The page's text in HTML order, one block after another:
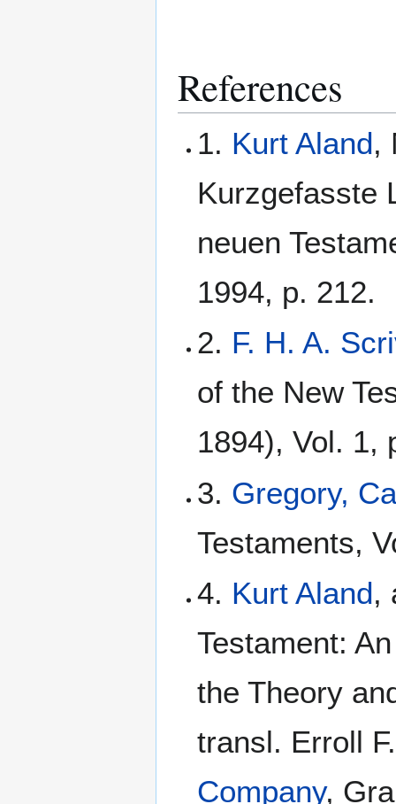
References
1. Kurt Aland,
Kurzgefasste
neuen
1994, p. 212.
2. F. H. A.
of the New
1894), Vol. 1,
3. Gregory,
Testaments,
4. Kurt Aland,
Testament:
the Theory
transl. Erroll
Company,